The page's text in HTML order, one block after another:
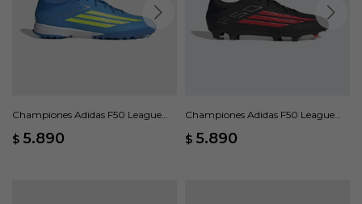
Championes Adidas F50 League
$ 5.890
Championes Adidas F50 League
Negro
$ 5.890